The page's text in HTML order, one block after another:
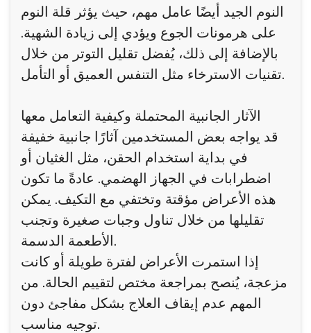
النوم الجيد أيضًا عامل مهم، حيث يؤثر قلة النوم
على هرمونات الجوع ويؤدي إلى زيادة الشهية.
بالإضافة إلى ذلك، يُفضل تقليل التوتر من خلال
تقنيات الاسترخاء مثل التنفس العميق أو التأمل.
الآثار الجانبية المحتملة وكيفية التعامل معها
قد يواجه بعض المستخدمين آثارًا جانبية خفيفة
في بداية استخدام الحقن، مثل الغثيان أو
اضطرابات في الجهاز الهضمي. عادةً ما تكون
هذه الأعراض مؤقتة وتختفي مع التكيف. يمكن
تقليلها من خلال تناول وجبات صغيرة وتجنب
الأطعمة الدسمة.
إذا استمرت الأعراض لفترة طويلة أو كانت
مزعجة، يُنصح بمراجعة مختص لتقييم الحالة. من
المهم عدم إيقاف العلاج بشكل مفاجئ دون
توجيه مناسب.